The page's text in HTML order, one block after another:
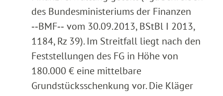
des Bundesministeriums der Finanzen
‑‑BMF‑‑ vom 30.09.2013, BStBl I 2013,
1184, Rz 39). Im Streitfall liegt nach den
Feststellungen des FG in Höhe von
180.000 € eine mittelbare
Grundstücksschenkung vor. Die Kläger